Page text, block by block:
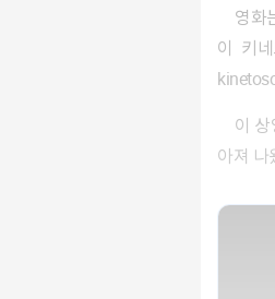
영화는 시작부터 철저히 기술의 발달과 함께했어. 19세기 사진기가 나온 지 얼마 되지 않아 촬영용 카메라 키네토그래프(​kinetograph​)가 등장했지.
이 키
이 상영 장치를 가장 먼저 사업화한 건 ‘발명왕’ 토머스 에디슨이었지만, 처음에 국제 특허권을 신청하지 않아 미국은 물론 유럽에서도 유사품들이 쏟
아져 나